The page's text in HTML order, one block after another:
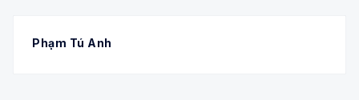
Phạm Tú Anh